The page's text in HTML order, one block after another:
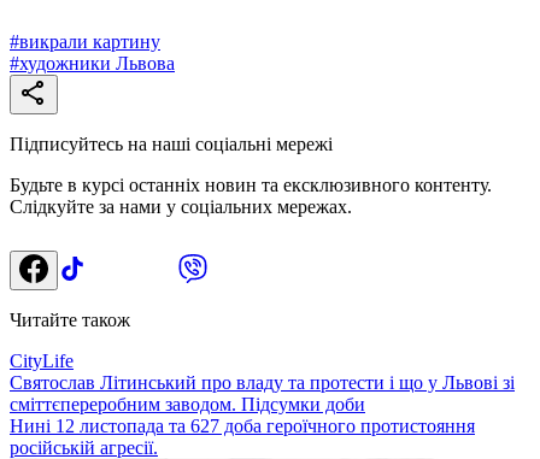
#викрали картину
#художники Львова
Підписуйтесь на наші соціальні мережі
Будьте в курсі останніх новин та ексклюзивного контенту.
Слідкуйте за нами у соціальних мережах.
Читайте також
CityLife
Святослав Літинський про владу та протести і що у Львові зі
сміттєпереробним заводом. Підсумки доби
Нині 12 листопада та 627 доба героїчного протистояння
російській агресії.